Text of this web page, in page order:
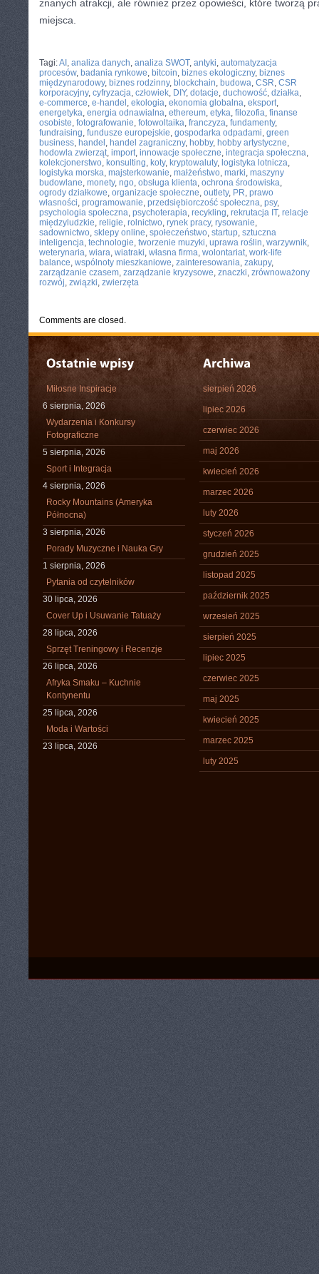
znanych atrakcji, ale również przez opowieści, które tworzą
miejsca.
Tagi:AI , analiza danych, analiza SWOT, antyki, automatyzacja
procesów, badania rynkowe, bitcoin, biznes ekologiczny, biznes
międzynarodowy, biznes rodzinny, blockchain, budowa, CSR, CSR
korporacyjny, cyfryzacja, człowiek, DIY, dotacje, duchowość, działka,
e-commerce, e-handel , ekologia, ekonomia globalna, eksport,
energetyka, energia odnawialna, ethereum, etyka, filozofia, finanse
osobiste, fotografowanie, fotowoltaika, franczyza, fundamenty,
fundraising, fundusze europejskie, gospodarka odpadami, green
business, handel , handel zagraniczny, hobby, hobby artystyczne,
hodowla zwierząt, import, innowacje społeczne, integracja społeczna,
kolekcjonerstwo, konsulting, koty, kryptowaluty, logistyka lotnicza,
logistyka morska, majsterkowanie, małżeństwo, marki, maszyny
budowlane, monety, ngo, obsługa klienta, ochrona środowiska,
ogrody działkowe, organizacje społeczne, outlety, PR, prawo
własności, programowanie, przedsiębiorczość społeczna, psy,
psychologia społeczna, psychoterapia, recykling, rekrutacja IT, relacje
międzyludzkie, religie, rolnictwo, rynek pracy, rysowanie,
sadownictwo, sklepy online, społeczeństwo, startup, sztuczna
inteligencja, technologie, tworzenie muzyki, uprawa roślin, warzywnik,
weterynaria, wiara, wiatraki, własna firma, wolontariat, work-life
balance, wspólnoty mieszkaniowe, zainteresowania, zakupy,
zarządzanie czasem, zarządzanie kryzysowe, znaczki, zrównoważony
rozwój, związki, zwierzęta
Comments are closed.
Miłosne Inspiracje
6 sierpnia, 2026
Wydarzenia i Konkursy
Fotograficzne
5 sierpnia, 2026
Sport i Integracja
4 sierpnia, 2026
Rocky Mountains (Ameryka
Północna)
3 sierpnia, 2026
Porady Muzyczne i Nauka Gry
1 sierpnia, 2026
Pytania od czytelników
30 lipca, 2026
Cover Up i Usuwanie Tatuaży
28 lipca, 2026
Sprzęt Treningowy i Recenzje
26 lipca, 2026
Afryka Smaku – Kuchnie
Kontynentu
25 lipca, 2026
Moda i Wartości
23 lipca, 2026
sierpień 2026
lipiec 2026
czerwiec 2026
maj 2026
kwiecień 2026
marzec 2026
luty 2026
styczeń 2026
grudzień 2025
listopad 2025
październik 2025
wrzesień 2025
sierpień 2025
lipiec 2025
czerwiec 2025
maj 2025
kwiecień 2025
marzec 2025
luty 2025